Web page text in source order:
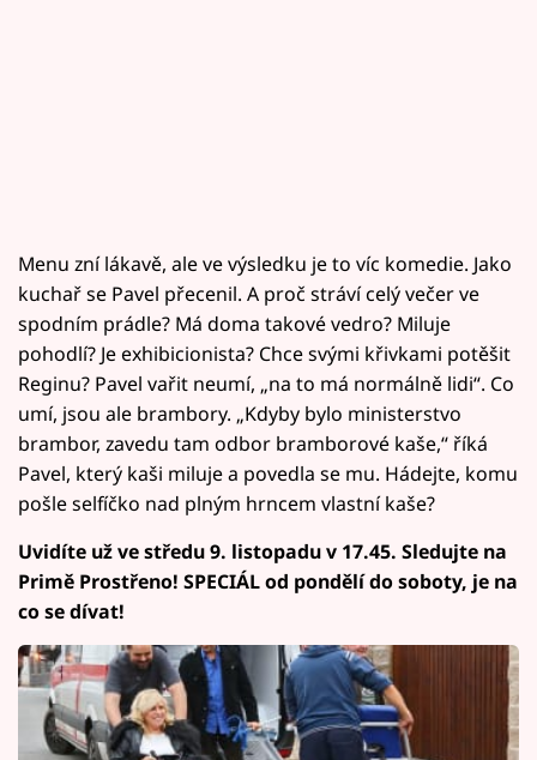
Menu zní lákavě, ale ve výsledku je to víc komedie. Jako
kuchař se Pavel přecenil. A proč stráví celý večer ve
spodním prádle? Má doma takové vedro? Miluje
pohodlí? Je exhibicionista? Chce svými křivkami potěšit
Reginu? Pavel vařit neumí, „na to má normálně lidi“. Co
umí, jsou ale brambory. „Kdyby bylo ministerstvo
brambor, zavedu tam odbor bramborové kaše,“ říká
Pavel, který kaši miluje a povedla se mu. Hádejte, komu
pošle selfíčko nad plným hrncem vlastní kaše?
Uvidíte už ve středu 9. listopadu v 17.45. Sledujte na
Primě Prostřeno! SPECIÁL od pondělí do soboty, je na
co se dívat!